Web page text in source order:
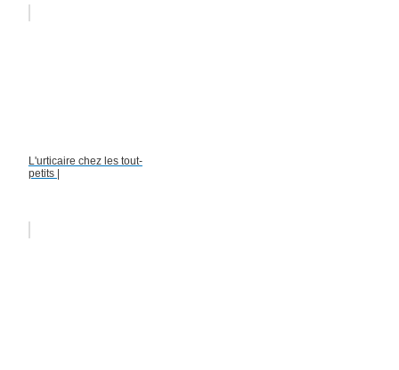
L'urticaire chez les tout-
petits |